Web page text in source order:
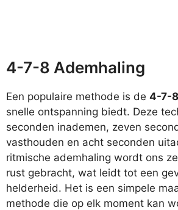
4-7-8 Ademhaling
Een populaire methode is de 4-7-
snelle ontspanning biedt. Deze
seconden inademen, zeven
vasthouden en acht seconden
ritmische ademhaling wordt ons
rust gebracht, wat leidt tot een
helderheid. Het is een simpele
methode die op elk moment kan